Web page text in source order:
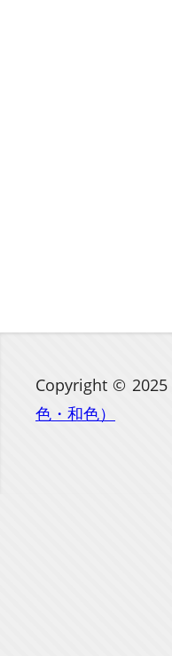
Copyright © 2025
色・和色）